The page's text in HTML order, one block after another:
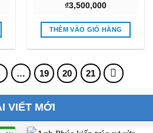
₫3,500,000
THÊM VÀO GIỎ HÀNG
… 19 20 21
VIẾT MỚI